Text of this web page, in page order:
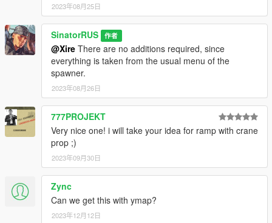
2023年08月25日
SinatorRUS 作者
@Xire There are no additions required, since
everything is taken from the usual menu of the
spawner.
2023年08月26日
777PROJEKT
Very nice one! i will take your idea for ramp with crane
prop ;)
2023年09月30日
Zync
Can we get this with ymap?
2023年12月12日